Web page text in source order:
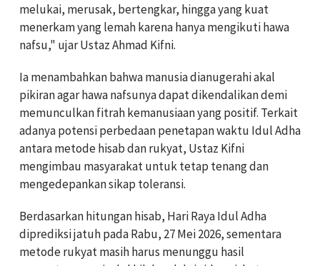
melukai, merusak, bertengkar, hingga yang kuat
menerkam yang lemah karena hanya mengikuti hawa
nafsu," ujar Ustaz Ahmad Kifni.
Ia menambahkan bahwa manusia dianugerahi akal
pikiran agar hawa nafsunya dapat dikendalikan demi
memunculkan fitrah kemanusiaan yang positif. Terkait
adanya potensi perbedaan penetapan waktu Idul Adha
antara metode hisab dan rukyat, Ustaz Kifni
mengimbau masyarakat untuk tetap tenang dan
mengedepankan sikap toleransi.
Berdasarkan hitungan hisab, Hari Raya Idul Adha
diprediksi jatuh pada Rabu, 27 Mei 2026, sementara
metode rukyat masih harus menunggu hasil